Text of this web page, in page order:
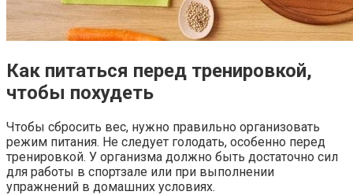
Как питаться перед тренировкой,
чтобы похудеть
Чтобы сбросить вес, нужно правильно организовать
режим питания. Не следует голодать, особенно перед
тренировкой. У организма должно быть достаточно сил
для работы в спортзале или при выполнении
упражнений в домашних условиях.